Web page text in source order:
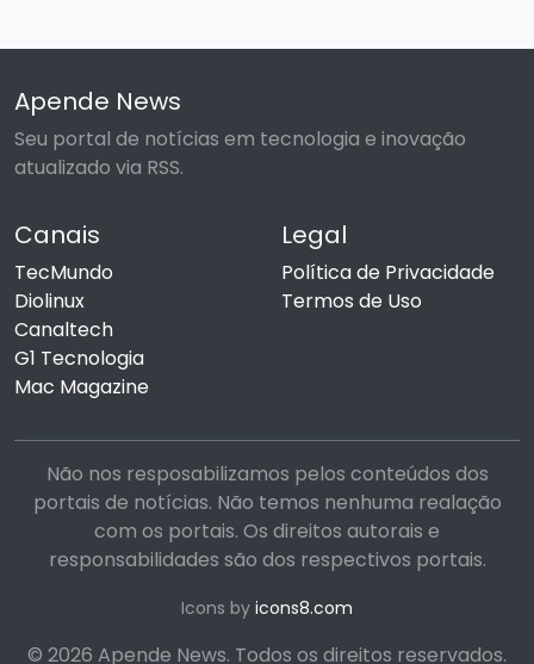
Apende News
Seu portal de notícias em tecnologia e inovação
atualizado via RSS.
Canais
TecMundo
Diolinux
Canaltech
G1 Tecnologia
Mac Magazine
Legal
Política de Privacidade
Termos de Uso
Não nos resposabilizamos pelos conteúdos dos
portais de notícias. Não temos nenhuma realação
com os portais. Os direitos autorais e
responsabilidades são dos respectivos portais.
Icons by icons8.com
© 2026 Apende News. Todos os direitos reservados.